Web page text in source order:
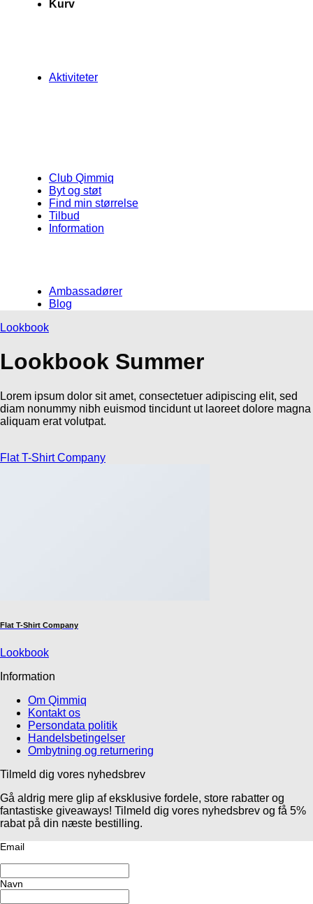
Kurv
Aktiviteter
Club Qimmiq
Byt og støt
Find min størrelse
Tilbud
Information
Ambassadører
Blog
Lookbook
Lookbook Summer
Lorem ipsum dolor sit amet, consectetuer adipiscing elit, sed
diam nonummy nibh euismod tincidunt ut laoreet dolore magna
aliquam erat volutpat.
Flat T-Shirt Company
Flat T-Shirt Company
Lookbook
Information
Om Qimmiq
Kontakt os
Persondata politik
Handelsbetingelser
Ombytning og returnering
Tilmeld dig vores nyhedsbrev
Gå aldrig mere glip af eksklusive fordele, store rabatter og
fantastiske giveaways! Tilmeld dig vores nyhedsbrev og få 5%
rabat på din næste bestilling.
Email
Navn